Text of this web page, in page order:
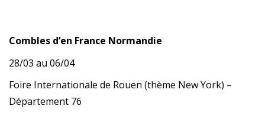
Combles d’en France Normandie
28/03 au 06/04
Foire Internationale de Rouen (thème New York) –
Département 76